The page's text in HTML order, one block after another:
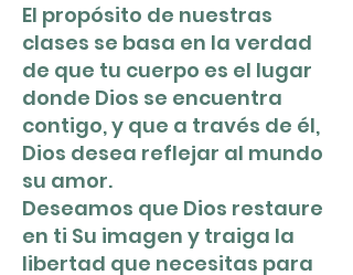
El propósito de nuestras
clases se basa en la verdad
de que tu cuerpo es el lugar
donde Dios se encuentra
contigo, y que a través de él,
Dios desea reflejar al mundo
su amor.
Deseamos que Dios restaure
en ti Su imagen y traiga la
libertad que necesitas para